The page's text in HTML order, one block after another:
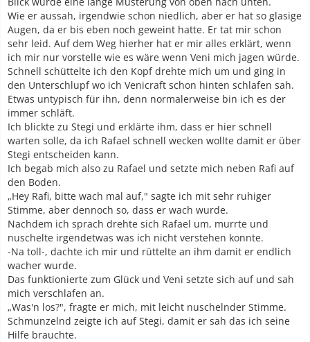
Wie er aussah, irgendwie schon niedlich, aber er hat so glasige
Augen, da er bis eben noch geweint hatte. Er tat mir schon
sehr leid. Auf dem Weg hierher hat er mir alles erklärt, wenn
ich mir nur vorstelle wie es wäre wenn Veni mich jagen würde.
Schnell schüttelte ich den Kopf drehte mich um und ging in
den Unterschlupf wo ich Venicraft schon hinten schlafen sah.
Etwas untypisch für ihn, denn normalerweise bin ich es der
immer schläft.
Ich blickte zu Stegi und erklärte ihm, dass er hier schnell
warten solle, da ich Rafael schnell wecken wollte damit er über
Stegi entscheiden kann.
Ich begab mich also zu Rafael und setzte mich neben Rafi auf
den Boden.
„Hey Rafi, bitte wach mal auf," sagte ich mit sehr ruhiger
Stimme, aber dennoch so, dass er wach wurde.
Nachdem ich sprach drehte sich Rafael um, murrte und
nuschelte irgendetwas was ich nicht verstehen konnte.
-Na toll-, dachte ich mir und rüttelte an ihm damit er endlich
wacher wurde.
Das funktionierte zum Glück und Veni setzte sich auf und sah
mich verschlafen an.
„Was'n los?", fragte er mich, mit leicht nuschelnder Stimme.
Schmunzelnd zeigte ich auf Stegi, damit er sah das ich seine
Hilfe brauchte.